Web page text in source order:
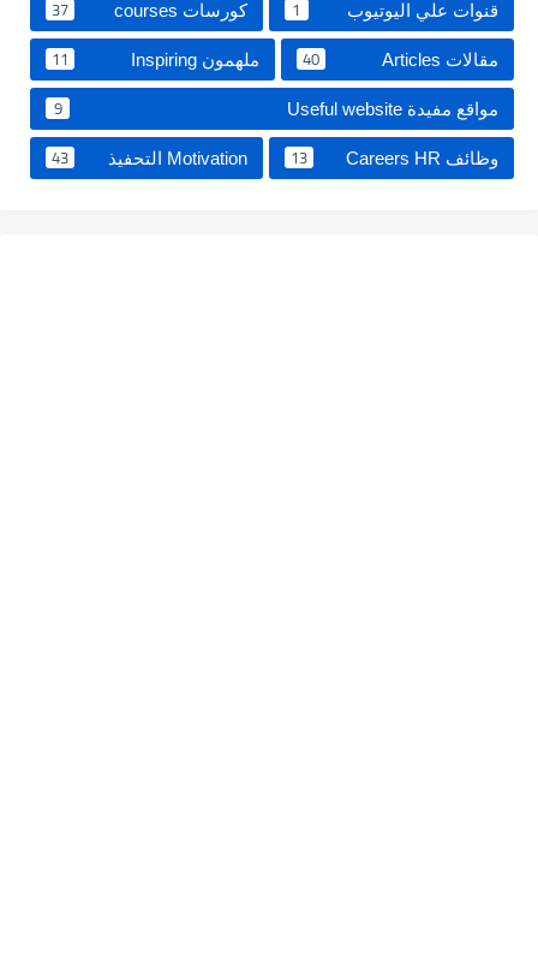
قنوات علي اليوتيوب 1 كورسات courses 37
مقالات Articles 40 ‏ملهمون Inspiring‏ 11
مواقع مفيدة Useful website 9
وظائف Careers HR 13 Motivation التحفيذ 43